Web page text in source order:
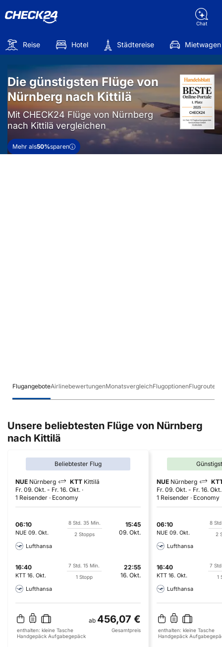
Chat
Reise Hotel Städtereise Mietwagen
Die günstigsten Flüge von
Nürnberg nach Kittilä
Mit CHECK24 Flüge von Nürnberg
nach Kittilä vergleichen
Mehr als50%sparen
FlugangeboteAirlinebewertungenMonatsvergleichFlugoptionenFlugrouten
Unsere beliebtesten Flüge von Nürnberg
nach Kittilä
Beliebtester Flug
NUE Nürnberg KTT Kittilä
Fr. 09. Okt. - Fr. 16. Okt.
1 Reisender
Economy
06:10
NUE 09. Okt.
8 Std. 35 Min.
2 Stopps
15:45
09. Okt.
Lufthansa
16:40
KTT 16. Okt.
7 Std. 15 Min.
1 Stopp
22:55
16. Okt.
Lufthansa
ab 456,07 €
enthalten: kleine Tasche
Handgepäck Aufgabegepäck
Gesamtpreis
NUE Nürnberg
Fr. 09. Okt. - Fr. 16. Okt.
1 Reisender
Economy
06:10
NUE 09. Okt.
8
2
Lufthansa
16:40
KTT 16. Okt.
7
1
Lufthansa
enthalten: kleine Tasche
Handgepäck